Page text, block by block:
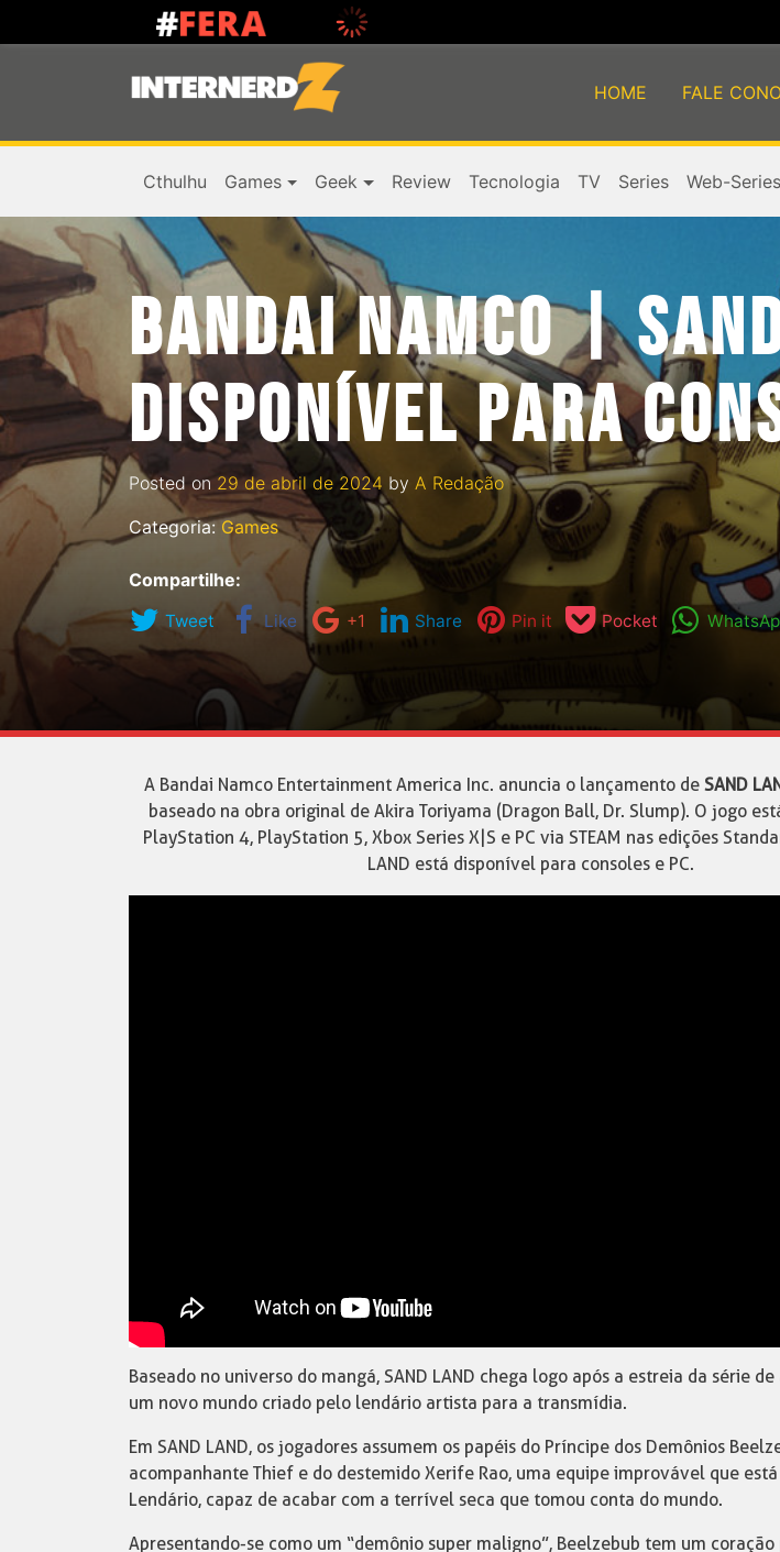
HOME FALE
Cthulhu Games Geek Review Tecnologia TV Series Web-Series
BANDAI NAMCO |
DISPONÍVEL PARA
Posted on29 de abril de 2024 by A Redação
Categoria:Games
Compartilhe:
Tweet Like +1 Share Pin it Pocket
A Bandai Namco Entertainment America Inc. anuncia o lançamento de SAND
baseado na obra original de Akira Toriyama (Dragon Ball, Dr. Slump). O jogo
PlayStation 4, PlayStation 5, Xbox Series X|S e PC via STEAM nas edições
LAND está disponível para consoles e PC.
Baseado no universo do mangá, SAND LAND chega logo após a estreia da série
um novo mundo criado pelo lendário artista para a transmídia.
Em SAND LAND, os jogadores assumem os papéis do Príncipe dos Demônios
acompanhante Thief e do destemido Xerife Rao, uma equipe improvável que
Lendário, capaz de acabar com a terrível seca que tomou conta do mundo.
Apresentando-se como um “demônio super maligno”, Beelzebub tem um